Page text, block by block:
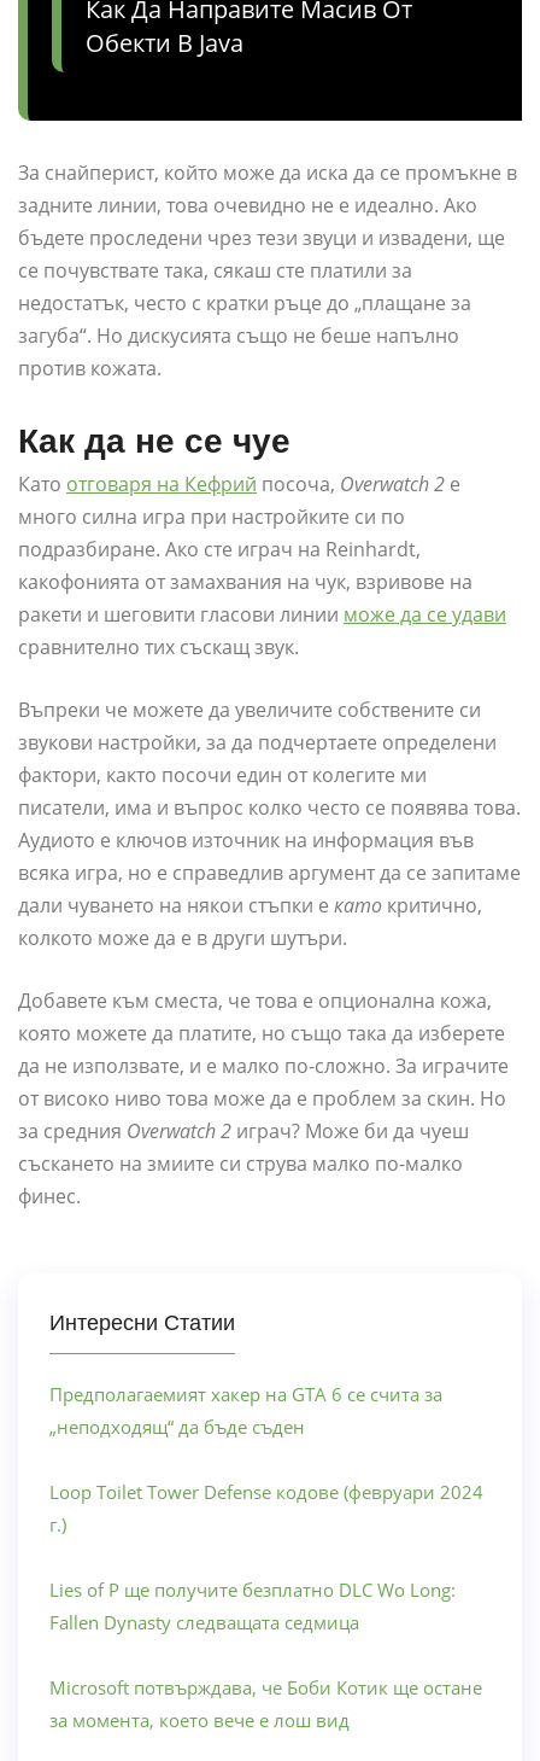
Как Да Направите Масив От
Обекти В Java
За снайперист, който може да иска да се промъкне в
задните линии, това очевидно не е идеално. Ако
бъдете проследени чрез тези звуци и извадени, ще
се почувствате така, сякаш сте платили за
недостатък, често с кратки ръце до „плащане за
загуба“. Но дискусията също не беше напълно
против кожата.
Как да не се чуе
Като отговаря на Кефрий посоча, Overwatch 2 е
много силна игра при настройките си по
подразбиране. Ако сте играч на Reinhardt,
какофонията от замахвания на чук, взривове на
ракети и шеговити гласови линии може да се удави
сравнително тих съскащ звук.
Въпреки че можете да увеличите собствените си
звукови настройки, за да подчертаете определени
фактори, както посочи един от колегите ми
писатели, има и въпрос колко често се появява това.
Аудиото е ключов източник на информация във
всяка игра, но е справедлив аргумент да се запитаме
дали чуването на някои стъпки е като критично,
колкото може да е в други шутъри.
Добавете към сместа, че това е опционална кожа,
която можете да платите, но също така да изберете
да не използвате, и е малко по-сложно. За играчите
от високо ниво това може да е проблем за скин. Но
за средния Overwatch 2 играч? Може би да чуеш
съскането на змиите си струва малко по-малко
финес.
Интересни Статии
Предполагаемият хакер на GTA 6 се счита за
„неподходящ“ да бъде съден
Loop Toilet Tower Defense кодове (февруари 2024
г.)
Lies of P ще получите безплатно DLC Wo Long:
Fallen Dynasty следващата седмица
Microsoft потвърждава, че Боби Котик ще остане
за момента, което вече е лош вид